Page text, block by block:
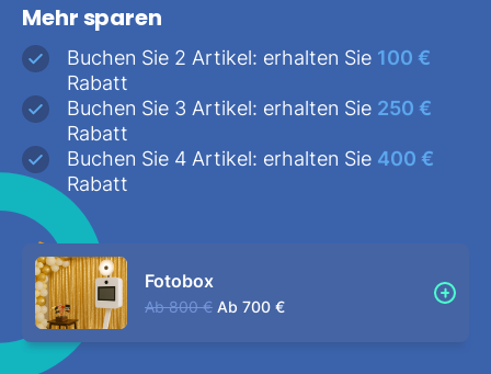
Mehr sparen
Buchen Sie 2 Artikel: erhalten Sie 100 €
Rabatt
Buchen Sie 3 Artikel: erhalten Sie 250 €
Rabatt
Buchen Sie 4 Artikel: erhalten Sie 400 €
Rabatt
Fotobox
Ab 800 € Ab 700 €